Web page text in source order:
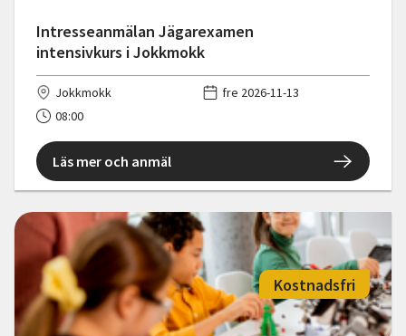
Intresseanmälan Jägarexamen
intensivkurs i Jokkmokk
Jokkmokk
fre 2026-11-13
08:00
Läs mer och anmäl
Kostnadsfri